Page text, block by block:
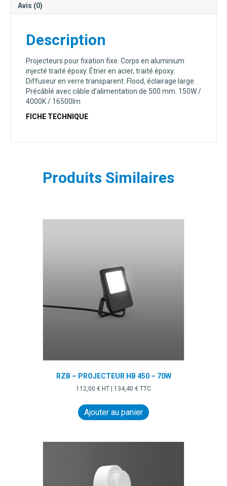
Avis (0)
Description
Projecteurs pour fixation fixe. Corps en aluminium
injecté traité époxy. Étrier en acier, traité époxy.
Diffuseur en verre transparent. Flood, éclairage large.
Précâblé avec câble d’alimentation de 500 mm. 150W /
4000K / 16500lm
FICHE TECHNIQUE
Produits Similaires
RZB – PROJECTEUR HB 450 – 70W
112,00 € HT | 134,40 € TTC
Ajouter au panier